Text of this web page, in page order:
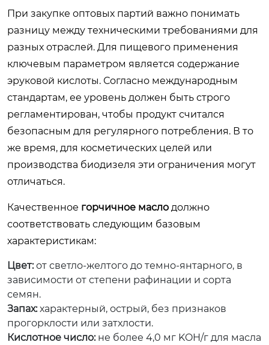
При закупке оптовых партий важно понимать
разницу между техническими требованиями для
разных отраслей. Для пищевого применения
ключевым параметром является содержание
эруковой кислоты. Согласно международным
стандартам, ее уровень должен быть строго
регламентирован, чтобы продукт считался
безопасным для регулярного потребления. В то
же время, для косметических целей или
производства биодизеля эти ограничения могут
отличаться.
Качественное горчичное масло должно
соответствовать следующим базовым
характеристикам:
Цвет:от светло-желтого до темно-янтарного, в
зависимости от степени рафинации и сорта
семян.
Запах:характерный, острый, без признаков
прогорклости или затхлости.
Кислотное число:не более 4,0 мг KOH/г для масла